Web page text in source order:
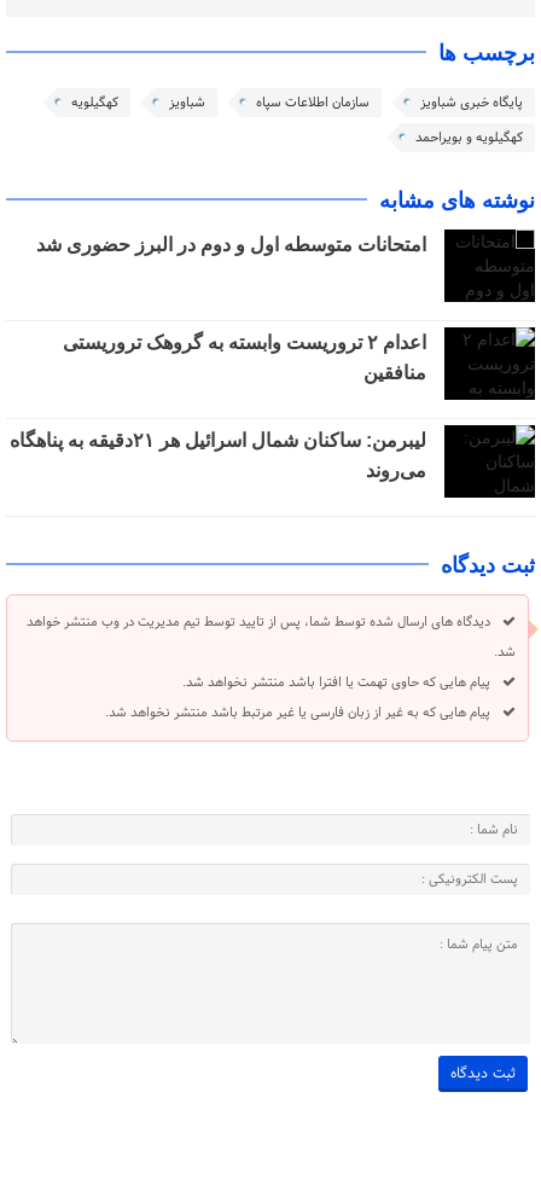
برچسب ها
پایگاه خبری شباویز سازمان اطلاعات سپاه شباویز
کهگیلویه
کهگیلویه و بویراحمد
نوشته های مشابه
امتحانات متوسطه اول و دوم در البرز حضوری شد
اعدام ۲ تروریست وابسته به گروهک تروریستی
منافقین
لیبرمن: ساکنان شمال اسرائیل هر ۲۱دقیقه به پناهگاه
می‌روند
ثبت دیدگاه
دیدگاه های ارسال شده توسط شما، پس از تایید توسط تیم مدیریت در وب منتشر خواهد
شد.
پیام هایی که حاوی تهمت یا افترا باشد منتشر نخواهد شد.
پیام هایی که به غیر از زبان فارسی یا غیر مرتبط باشد منتشر نخواهد شد.